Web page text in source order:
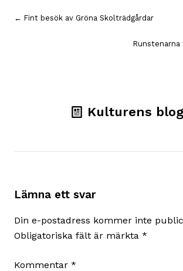
Inläggsnavigering
← Fint besök av Gröna Skolträdgårdar
Kulturens
Lämna ett svar
Din e-postadress kommer inte
Obligatoriska fält är märkta *
Kommentar *